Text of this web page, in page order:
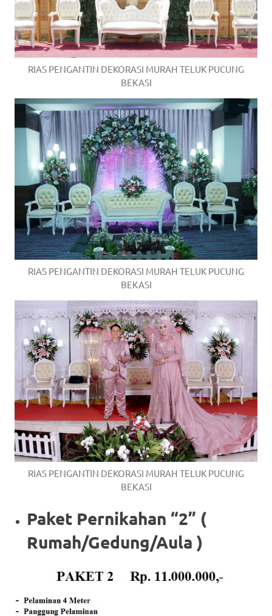
RIAS PENGANTIN DEKORASI MURAH TELUK PUCUNG
BEKASI
RIAS PENGANTIN DEKORASI MURAH TELUK PUCUNG
BEKASI
RIAS PENGANTIN DEKORASI MURAH TELUK PUCUNG
BEKASI
Paket Pernikahan “2” (
Rumah/Gedung/Aula )